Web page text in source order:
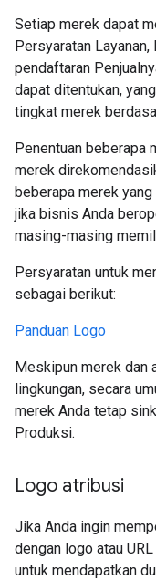
Setiap merek dapat
Persyaratan
pendaftaran
dapat ditentukan,
tingkat merek
Penentuan beberapa
merek
beberapa merek
jika bisnis Anda
masing-masing
Persyaratan untuk
sebagai berikut:
Panduan Logo
Meskipun merek dan
lingkungan, secara
merek Anda tetap
Produksi.
Logo atribusi
Jika Anda ingin
dengan logo atau
untuk mendapatkan